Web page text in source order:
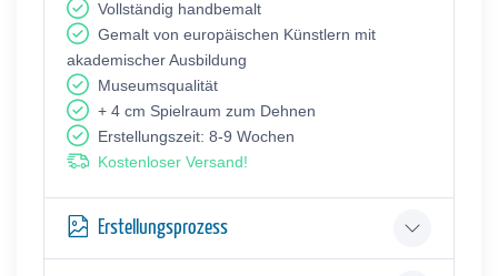
Vollständig handbemalt
Gemalt von europäischen Künstlern mit
akademischer Ausbildung
Museumsqualität
+ 4 cm Spielraum zum Dehnen
Erstellungszeit: 8-9 Wochen
Kostenloser Versand!
Erstellungsprozess